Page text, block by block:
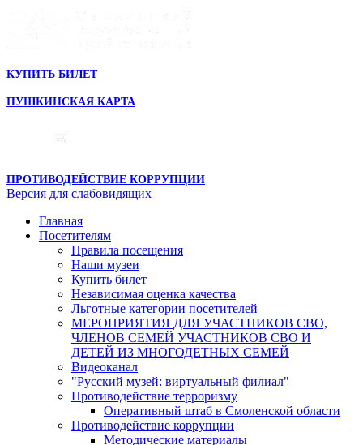
КУПИТЬ БИЛЕТ
ПУШКИНСКАЯ КАРТА
ПРОТИВОДЕЙСТВИЕ КОРРУПЦИИ
Версия для слабовидящих
Главная
Посетителям
Правила посещения
Наши музеи
Купить билет
Независимая оценка качества
Льготные категории посетителей
МЕРОПРИЯТИЯ ДЛЯ УЧАСТНИКОВ СВО,
ЧЛЕНОВ СЕМЕЙ УЧАСТНИКОВ СВО И
ДЕТЕЙ ИЗ МНОГОДЕТНЫХ СЕМЕЙ
Видеоканал
"Русский музей: виртуальный филиал"
Противодействие терроризму
Оперативный штаб в Смоленской области
Противодействие коррупции
Методические материалы